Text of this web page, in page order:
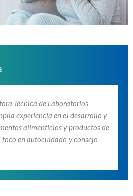
Técnica de Laboratorios
experiencia en el desarrollo y
alimenticios y productos de
foco en autocuidado y consejo